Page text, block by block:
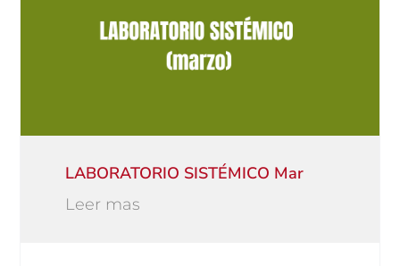
LABORATORIO SISTÉMICO Mar
Leer mas